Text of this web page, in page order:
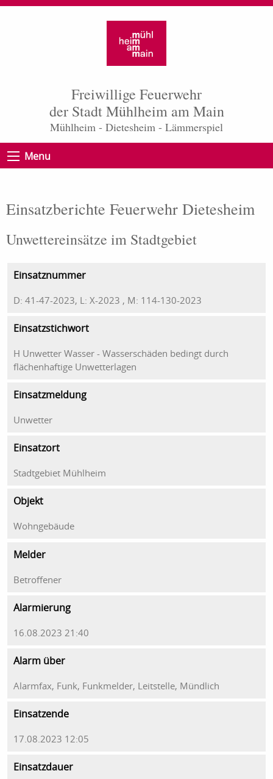
Freiwillige Feuerwehr
der Stadt Mühlheim am Main
Mühlheim - Dietesheim - Lämmerspiel
Menu
Einsatzberichte Feuerwehr Dietesheim
Unwettereinsätze im Stadtgebiet
Einsatznummer
D: 41-47-2023, L: X-2023 , M: 114-130-2023
Einsatzstichwort
H Unwetter Wasser - Wasserschäden bedingt durch
flächenhaftige Unwetterlagen
Einsatzmeldung
Unwetter
Einsatzort
Stadtgebiet Mühlheim
Objekt
Wohngebäude
Melder
Betroffener
Alarmierung
16.08.2023 21:40
Alarm über
Alarmfax, Funk, Funkmelder, Leitstelle, Mündlich
Einsatzende
17.08.2023 12:05
Einsatzdauer